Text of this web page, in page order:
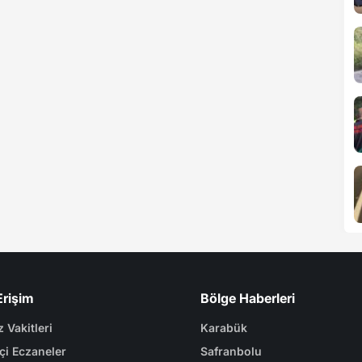
Vakitleri
Eczaneler
Bölge Haberleri
Karabük
Safranbolu